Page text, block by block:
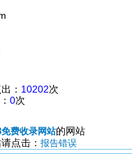
： 10202次
0次
免费收录网站的网站
点击： 报告错误